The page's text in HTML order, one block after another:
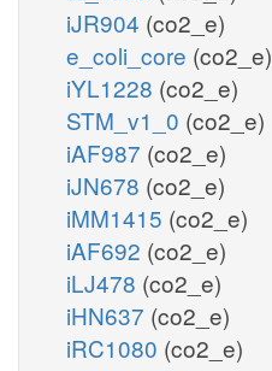
iJR904 (co2_e)
e_coli_core (co2_e)
iYL1228 (co2_e)
STM_v1_0 (co2_e)
iAF987 (co2_e)
iJN678 (co2_e)
iMM1415 (co2_e)
iAF692 (co2_e)
iLJ478 (co2_e)
iHN637 (co2_e)
iRC1080 (co2_e)